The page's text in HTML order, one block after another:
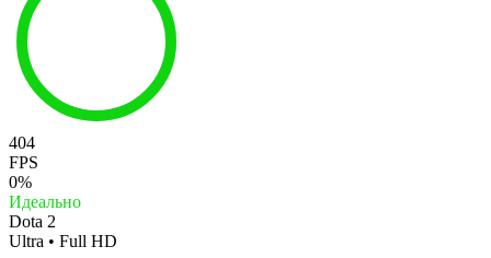
404
FPS
0%
Идеально
Dota 2
Ultra • Full HD